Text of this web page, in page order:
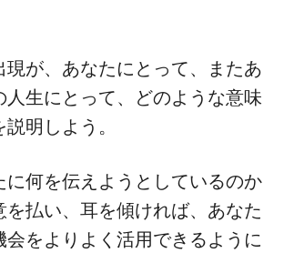
現が、あなたにとって、またあ
人生にとって、どのような意味
明しよう。
に何を伝えようとしているのか
を払い、耳を傾ければ、あなた
会をよりよく活用できるように